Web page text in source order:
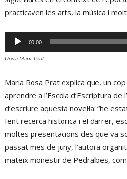
practicaven les arts, la música i
Reproductor
d'àudio
00:00
Rosa Maria Prat
Maria Rosa Prat explica que, un
aprendre a l’Escola d’Escriptura de
d’escriure aquesta novel·la: “he
fent recerca històrica i el darrer,
moltes presentacions des que va
passat mes de juny, l’autora
mateix monestir de Pedralbes,